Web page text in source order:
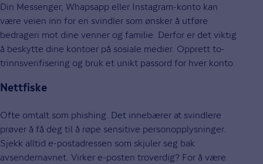
Din Messenger, Whapsapp eller Instagram-konto kan
være veien inn for en svindler som ønsker å utføre
bedrageri mot dine venner og familie. Derfor er det viktig
å beskytte dine kontoer på sosiale medier. Opprett to-
trinnsverifisering og bruk et unikt passord for hver konto.
Nettfiske
Ofte omtalt som phishing. Det innebærer at svindlere
prøver å få deg til å røpe sensitive personopplysninger.
Sjekk alltid e-postadressen som skjuler seg bak
avsendernavnet. Virker e-posten troverdig? For å være